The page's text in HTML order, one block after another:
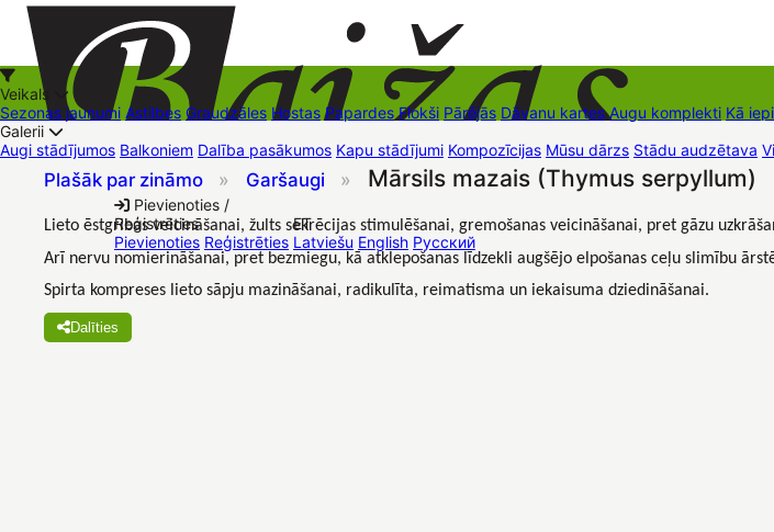
+37126545879 baizas@baizas.lv
Pievienoties /
Reģistrēties
Pievienoties Reģistrēties
ET
Latviešu English Русский
Veikals
Sezonas jaunumi Astilbes Graudzāles Hostas Papardes Flokši Pārējās Dāvanu kartes Augu komplekti Kā
Galerii
Augi stādījumos Balkoniem Dalība pasākumos Kapu stādījumi Kompozīcijas Mūsu dārzs Stādu audzētava
Plašāk par zināmo » Garšaugi » Mārsils mazais (Thymus serpyllum)
Lieto ēstgribas veicināšanai, žults sekrēcijas stimulēšanai, gremošanas veicināšanai, pret gāzu
Arī nervu nomierināšanai, pret bezmiegu, kā atklepošanas līdzekli augšējo elpošanas ceļu slimību
Spirta kompreses lieto sāpju mazināšanai, radikulīta, reimatisma un iekaisuma dziedināšanai.
Dalīties